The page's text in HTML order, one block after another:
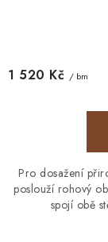
1 520 Kč / bm
Pro dosažení
poslouží rohový
spojí obě